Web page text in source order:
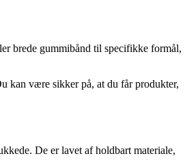
brede gummibånd til specifikke formål,
kan være sikker på, at du får produkter,
De er lavet af holdbart materiale,